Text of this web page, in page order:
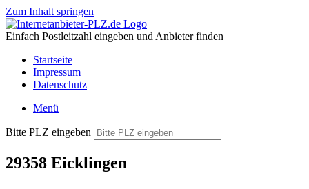
Zum Inhalt springen
Einfach Postleitzahl eingeben und Anbieter finden
Startseite
Impressum
Datenschutz
Menü
Bitte PLZ eingeben
29358 Eicklingen